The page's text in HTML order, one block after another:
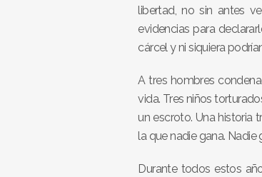
libertad, no sin antes
evidencias para
cárcel y ni siquiera
A tres hombres
vida. Tres niños
un escroto. Una historia
la que nadie gana.
Durante todos estos